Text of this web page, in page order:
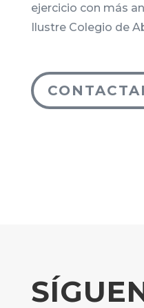
ejercicio con más
Ilustre Colegio de